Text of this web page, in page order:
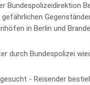
Bundespolizeidirektion
in Berlin und
durch Bundespolizei
gesucht - Reisender